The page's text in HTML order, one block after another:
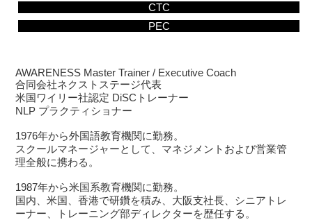
CTC
PEC
AWARENESS Master Trainer / Executive Coach
合同会社ネクストステージ代表
米国ワイリー社認定 DiSCトレーナー
NLP プラクティショナー
1976年から外国語教育機関に勤務。
スクールマネージャーとして、マネジメントおよび営業管
理全般に携わる。
1987年から米国系教育機関に勤務。
国内、米国、香港で研鑽を積み、大阪支社長、シニアトレ
ーナー、トレーニング部ディレクターを歴任する。